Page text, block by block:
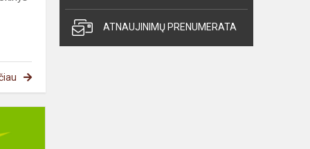
ATNAUJINIMŲ PRENUMERATA